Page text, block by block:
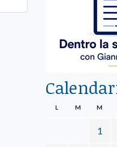
L M M
1